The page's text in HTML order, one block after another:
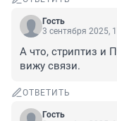
Гость
3 сентября 2025,
А что, стриптиз и
вижу связи.
ОТВЕТИТЬ
Гость